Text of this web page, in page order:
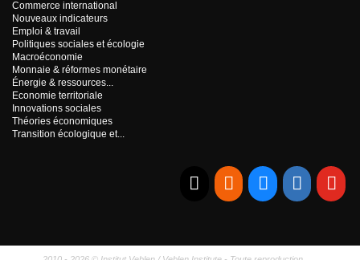
Commerce international
Nouveaux indicateurs
Emploi & travail
Politiques sociales et écologie
Macroéconomie
Monnaie & réformes monétaire
Énergie & ressources...
Economie territoriale
Innovations sociales
Théories économiques
Transition écologique et...